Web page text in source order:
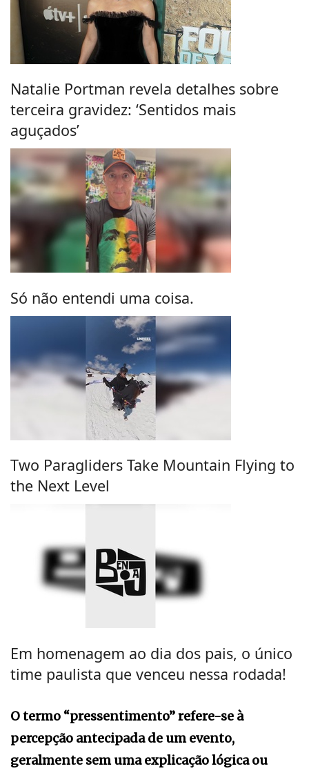
Natalie Portman revela detalhes sobre
terceira gravidez: ‘Sentidos mais
aguçados’
Só não entendi uma coisa.
Two Paragliders Take Mountain Flying to
the Next Level
Em homenagem ao dia dos pais, o único
time paulista que venceu nessa rodada!
O termo “pressentimento” refere-se à
percepção antecipada de um evento,
geralmente sem uma explicação lógica ou